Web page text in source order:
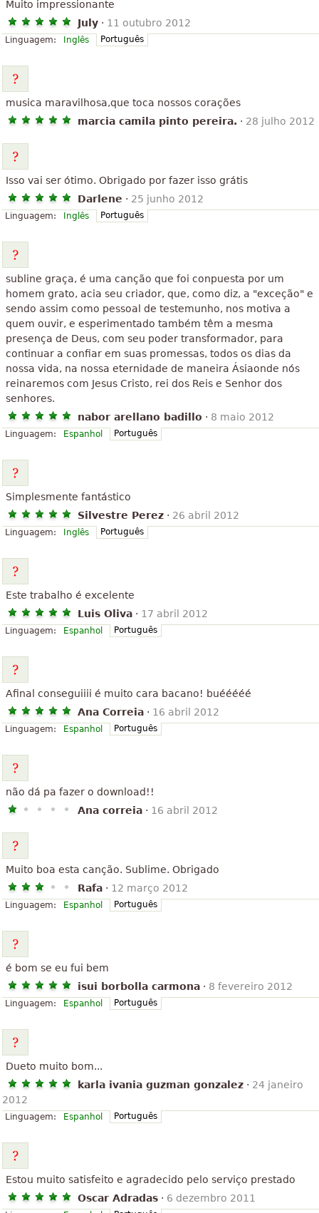
Muito impressionante
July · 11 outubro 2012
Linguagem: Inglês Português
musica maravilhosa,que toca nossos corações
marcia camila pinto pereira. · 28 julho 2012
Isso vai ser ótimo. Obrigado por fazer isso grátis
Darlene · 25 junho 2012
Linguagem: Inglês Português
subline graça, é uma canção que foi conpuesta por um
homem grato, acia seu criador, que, como diz, a "exceção" e
sendo assim como pessoal de testemunho, nos motiva a
quem ouvir, e esperimentado também têm a mesma
presença de Deus, com seu poder transformador, para
continuar a confiar em suas promessas, todos os dias da
nossa vida, na nossa eternidade de maneira Ásiaonde nós
reinaremos com Jesus Cristo, rei dos Reis e Senhor dos
senhores.
nabor arellano badillo · 8 maio 2012
Linguagem: Espanhol Português
Simplesmente fantástico
Silvestre Perez · 26 abril 2012
Linguagem: Inglês Português
Este trabalho é excelente
Luis Oliva · 17 abril 2012
Linguagem: Espanhol Português
Afinal conseguiiii é muito cara bacano! buééééé
Ana Correia · 16 abril 2012
Linguagem: Espanhol Português
não dá pa fazer o download!!
Ana correia · 16 abril 2012
Muito boa esta canção. Sublime. Obrigado
Rafa · 12 março 2012
Linguagem: Espanhol Português
é bom se eu fui bem
isui borbolla carmona · 8 fevereiro 2012
Linguagem: Espanhol Português
Dueto muito bom...
karla ivania guzman gonzalez · 24 janeiro
2012
Linguagem: Espanhol Português
Estou muito satisfeito e agradecido pelo serviço prestado
Oscar Adradas · 6 dezembro 2011